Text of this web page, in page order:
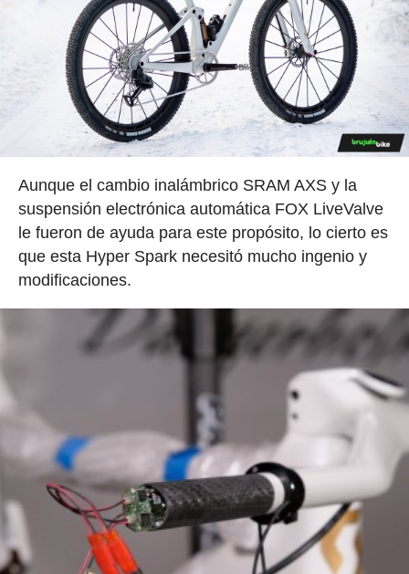
Aunque el cambio inalámbrico SRAM AXS y la
suspensión electrónica automática FOX LiveValve
le fueron de ayuda para este propósito, lo cierto es
que esta Hyper Spark necesitó mucho ingenio y
modificaciones.